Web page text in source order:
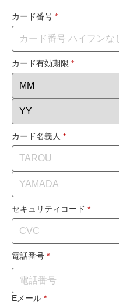
カード番号 *
カード有効期限 *
カード名義人 *
セキュリティコード *
電話番号 *
Eメール *